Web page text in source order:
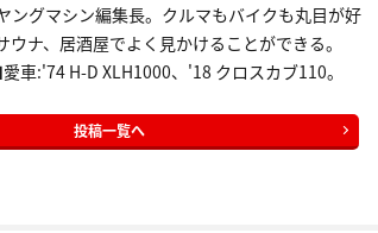
ングマシン編集長。クルマもバイクも丸目が好
ウナ、居酒屋でよく見かけることができる。
車:'74 H-D XLH1000、'18 クロスカブ110。
投稿一覧へ